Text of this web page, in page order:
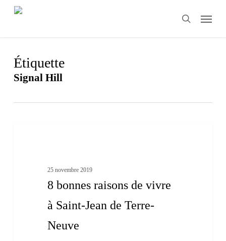
search
Menu
Étiquette
Signal Hill
25 novembre 2019
8 bonnes raisons de vivre
à Saint-Jean de Terre-
Neuve